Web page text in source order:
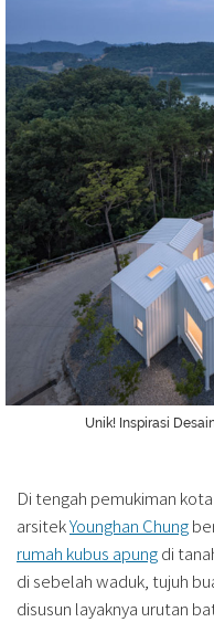
Unik! Inspirasi
Di tengah pemukiman
arsitekYounghan Chung
rumah kubus apungdi
di sebelah waduk, tujuh
disusun layaknya urutan